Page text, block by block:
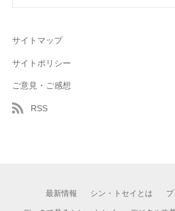
サイトマップ
サイトポリシー
ご意見・ご感想
RSS
最新情報 シン・トセイとは